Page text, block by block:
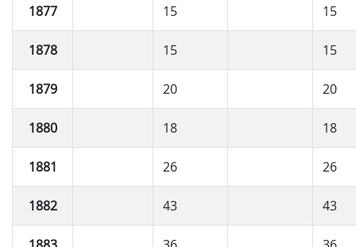
1877 15 15
1878 15 15
1879 20 20
1880 18 18
1881 26 26
1882 43 43